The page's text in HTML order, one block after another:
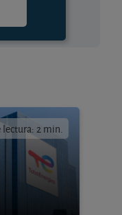
2 min.